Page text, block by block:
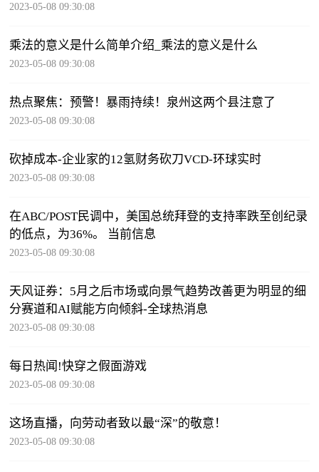
2023-05-08 09:30:08
乘法的意义是什么简单介绍_乘法的意义是什么
2023-05-08 09:30:08
热点聚焦：预警！暴雨持续！泉州这两个县注意了
2023-05-08 09:30:08
砍掉成本-企业家的12氢财务砍刀VCD-环球实时
2023-05-08 09:30:08
在ABC/POST民调中，美国总统拜登的支持率跌至创纪录
的低点，为36%。 当前信息
2023-05-08 09:30:08
天风证券：5月之后市场或向景气趋势改善更为明显的细
分赛道和AI赋能方向倾斜-全球热消息
2023-05-08 09:30:08
每日热闻!快穿之假面游戏
2023-05-08 09:30:08
这场直播，向劳动者致以最“深”的敬意！
2023-05-08 09:30:08